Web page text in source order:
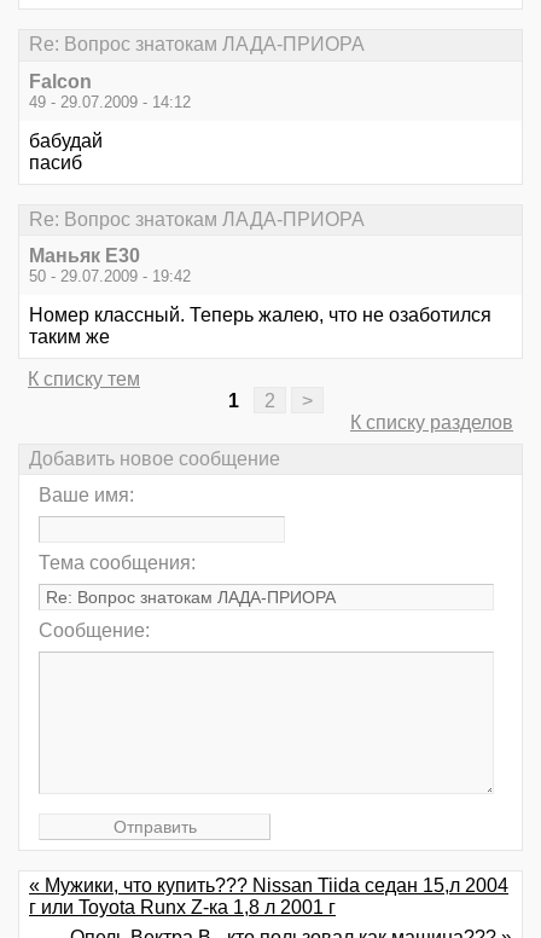
Re: Вопрос знатокам ЛАДА-ПРИОРА
Falcon
49 - 29.07.2009 - 14:12
бабудай
пасиб
Re: Вопрос знатокам ЛАДА-ПРИОРА
Маньяк E30
50 - 29.07.2009 - 19:42
Номер классный. Теперь жалею, что не озаботился
таким же
К списку тем
1
2
>
К списку разделов
Добавить новое сообщение
Ваше имя:
Тема сообщения:
Сообщение:
« Мужики, что купить??? Nissan Tiida седан 15,л 2004
г или Toyota Runx Z-ка 1,8 л 2001 г